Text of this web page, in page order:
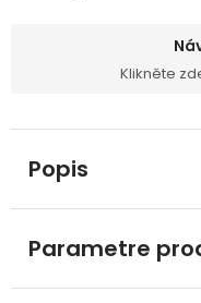
Klikněte
Popis
Parametre